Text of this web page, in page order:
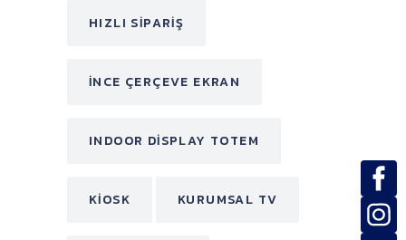
HIZLI SIPARIŞ
INCE ÇERÇEVE EKRAN
INDOOR DISPLAY TOTEM
KIOSK KURUMSAL TV